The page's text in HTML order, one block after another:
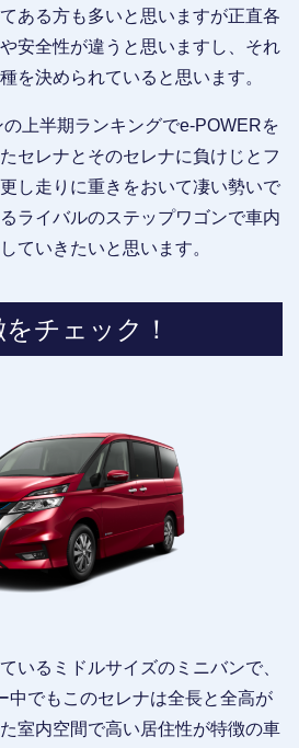
ある方も多いと思いますが正直各
安全性が違うと思いますし、それ
を決められていると思います。
上半期ランキングでe-POWERを
セレナとそのセレナに負けじとフ
し走りに重きをおいて凄い勢いで
ライバルのステップワゴンで車内
ていきたいと思います。
チェック！
いるミドルサイズのミニバンで、
中でもこのセレナは全長と全高が
室内空間で高い居住性が特徴の車